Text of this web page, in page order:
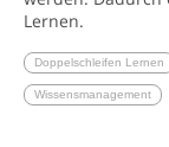
Lernen.
Doppelschleifen Lernen
Wissensmanagement